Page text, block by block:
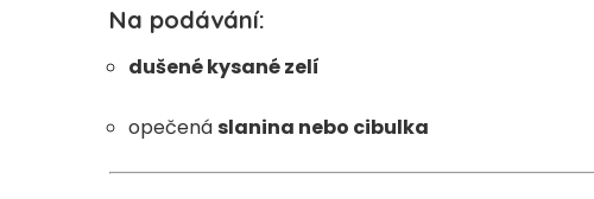
Na podávání:
dušené kysané zelí
opečenáslanina nebo cibulka